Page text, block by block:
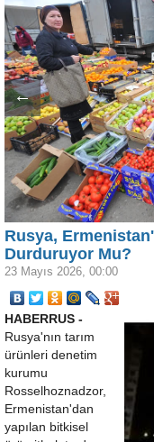
←
Rusya,
Durduruyor Mu?
23 Mayıs 2026, 00:00
HABERRUS -
Rusya'nın tarım
ürünleri denetim
kurumu
Rosselhoznadzor,
Ermenistan'dan
yapılan bitkisel